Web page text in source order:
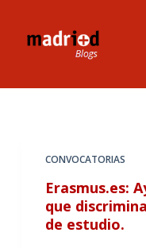
CONVOCATORIAS
Erasmus.es:
que
de estudio.